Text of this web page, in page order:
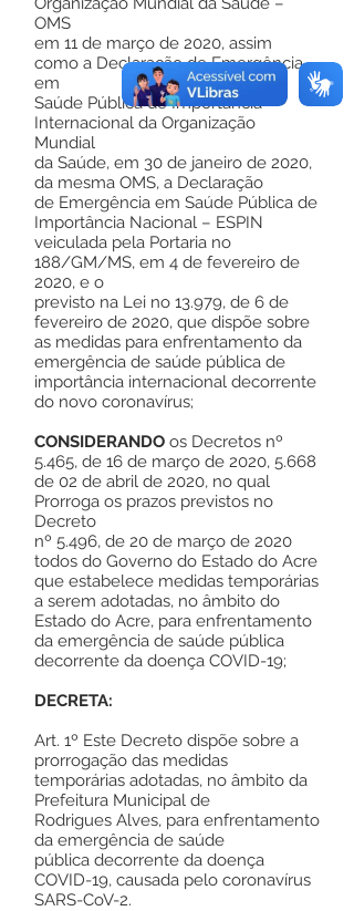
OMS
em 11 de março de 2020, assim
como a Declaração de Emergência
em
Saúde Pública de Importância
Internacional da Organização
Mundial
da Saúde, em 30 de janeiro de 2020,
da mesma OMS, a Declaração
de Emergência em Saúde Pública de
Importância Nacional – ESPIN
veiculada pela Portaria no
188/GM/MS, em 4 de fevereiro de
2020, e o
previsto na Lei no 13.979, de 6 de
fevereiro de 2020, que dispõe sobre
as medidas para enfrentamento da
emergência de saúde pública de
importância internacional decorrente
do novo coronavírus;
CONSIDERANDO os Decretos nº
5.465, de 16 de março de 2020, 5.668
de 02 de abril de 2020, no qual
Prorroga os prazos previstos no
Decreto
nº 5.496, de 20 de março de 2020
todos do Governo do Estado do Acre
que estabelece medidas temporárias
a serem adotadas, no âmbito do
Estado do Acre, para enfrentamento
da emergência de saúde pública
decorrente da doença COVID-19;
DECRETA:
Art. 1º Este Decreto dispõe sobre a
prorrogação das medidas
temporárias adotadas, no âmbito da
Prefeitura Municipal de
Rodrigues Alves, para enfrentamento
da emergência de saúde
pública decorrente da doença
COVID-19, causada pelo coronavírus
SARS-CoV-2.